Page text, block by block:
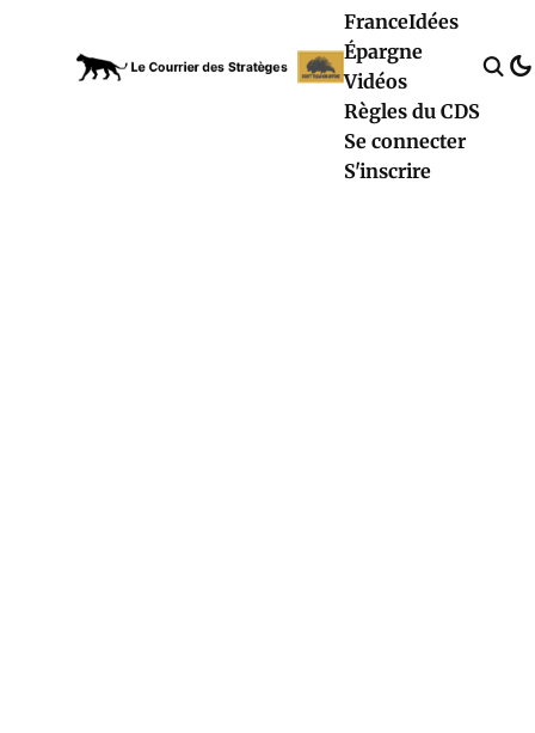
FranceIdées
Épargne
Vidéos
Règles du CDS
Se connecter
S'inscrire